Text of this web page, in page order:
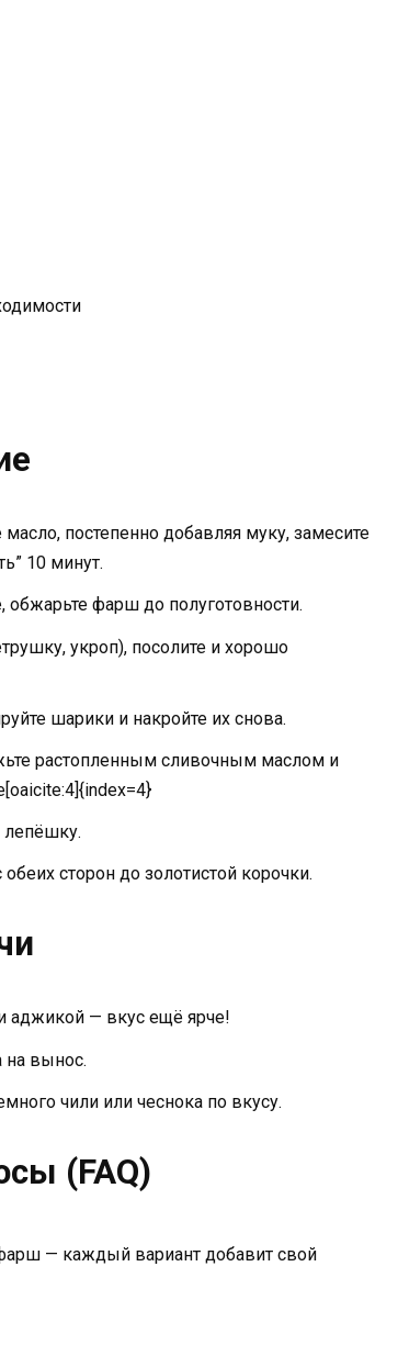
постепенно добавляя муку, замесите
10 минут.
обжарьте фарш до полуготовности.
укроп), посолите и хорошо
шарики и накройте их снова.
растопленным сливочным маслом и
лепёшку.
сторон до золотистой корочки.
аджикой — вкус ещё ярче!
на вынос.
чили или чеснока по вкусу.
(FAQ)
— каждый вариант добавит свой